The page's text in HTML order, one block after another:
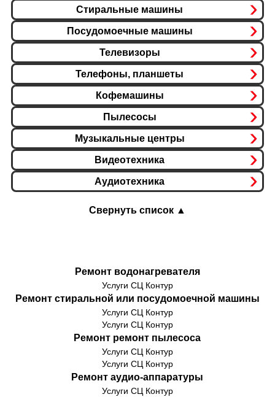
Стиральные машины
Посудомоечные машины
Телевизоры
Телефоны, планшеты
Кофемашины
Пылесосы
Музыкальные центры
Видеотехника
Аудиотехника
Свернуть список ▲
Ремонт водонагревателя
Услуги СЦ Контур
Ремонт стиральной или посудомоечной машины
Услуги СЦ Контур
Услуги СЦ Контур
Ремонт ремонт пылесоса
Услуги СЦ Контур
Услуги СЦ Контур
Ремонт аудио-аппаратуры
Услуги СЦ Контур